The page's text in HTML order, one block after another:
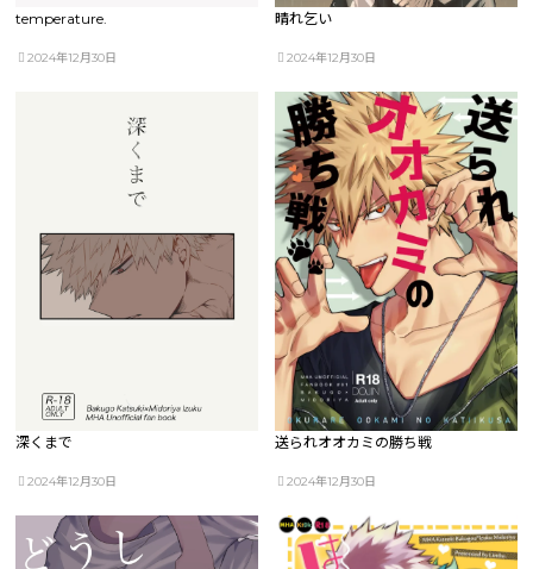
temperature.
2024年12月30日
晴れ乞い
2024年12月30日
深くまで
2024年12月30日
送られオオカミの勝ち戦
2024年12月30日